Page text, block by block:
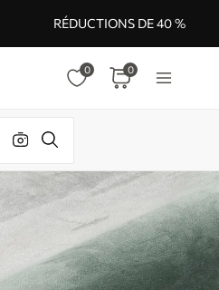
RÉDUCTIONS DE 40 %
0 0